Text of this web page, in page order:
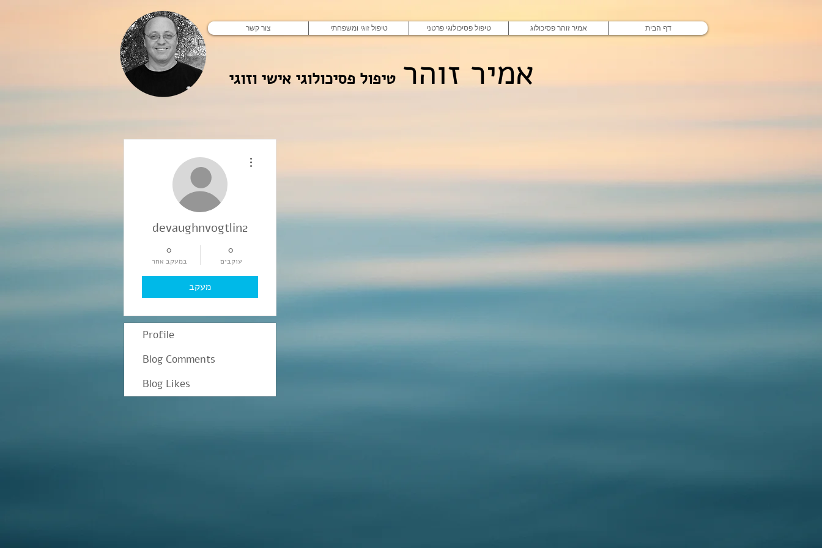
צור קשר טיפול זוגי ומשפחתי טיפול פסיכולוגי פרטני אמיר זוהר פסיכולוג דף הבית
אמיר זוהר טיפול פסיכולוגי אישי וזוגי
devaughnvogtlin2
0
עוקבים
0
במעקב אחר
מעקב
Profile
Blog Comments
Blog Likes